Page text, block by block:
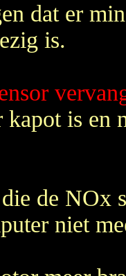
dat er
is.
is en
de NOx
niet